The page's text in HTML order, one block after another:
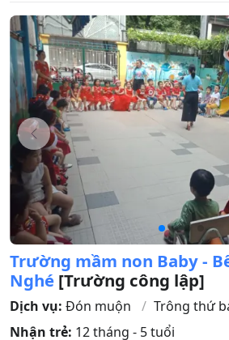
Trường mầm non Baby -
Nghé [Trường công lập]
Dịch vụ: Đón muộn Trông thứ
Nhận trẻ: 12 tháng - 5 tuổi